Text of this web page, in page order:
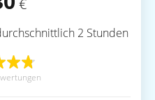
€
2 Stunden